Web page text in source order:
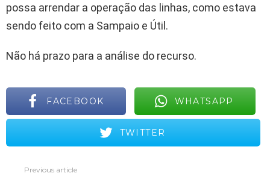
possa arrendar a operação das linhas, como estava
sendo feito com a Sampaio e Útil.
Não há prazo para a análise do recurso.
FACEBOOK WHATSAPP
TWITTER
Previous article